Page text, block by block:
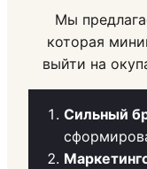
Мы
которая
выйти на
Сильный